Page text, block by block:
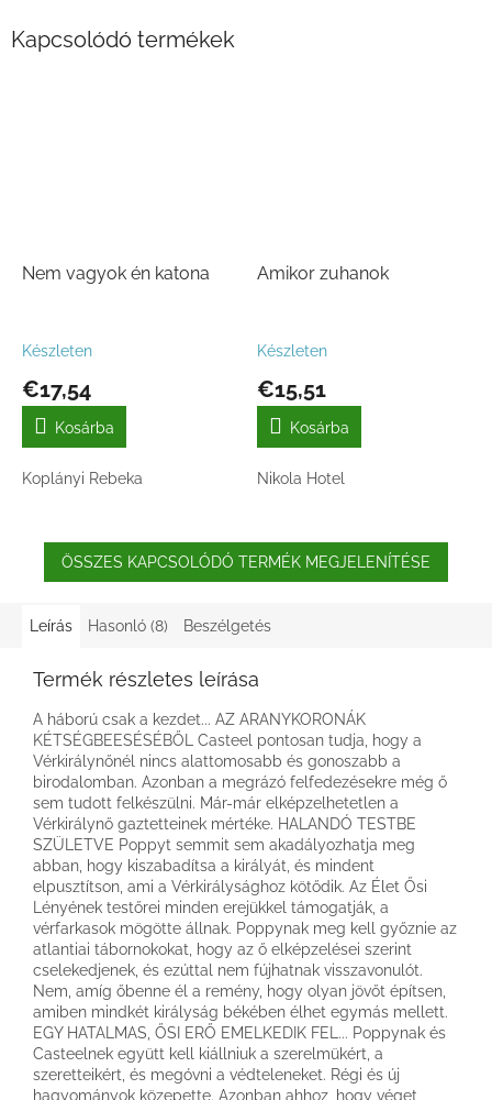
Kapcsolódó termékek
Nem vagyok én katona
Készleten
€17,54
Kosárba
Koplányi Rebeka
Amikor zuhanok
Készleten
€15,51
Kosárba
Nikola Hotel
ÖSSZES KAPCSOLÓDÓ TERMÉK MEGJELENÍTÉSE
Leírás Hasonló (8) Beszélgetés
Termék részletes leírása
A háború csak a kezdet... AZ ARANYKORONÁK
KÉTSÉGBEESÉSÉBŐL Casteel pontosan tudja, hogy a
Vérkirálynőnél nincs alattomosabb és gonoszabb a
birodalomban. Azonban a megrázó felfedezésekre még ő
sem tudott felkészülni. Már-már elképzelhetetlen a
Vérkirálynő gaztetteinek mértéke. HALANDÓ TESTBE
SZÜLETVE Poppyt semmit sem akadályozhatja meg
abban, hogy kiszabadítsa a királyát, és mindent
elpusztítson, ami a Vérkirálysághoz kötődik. Az Élet Ősi
Lényének testőrei minden erejükkel támogatják, a
vérfarkasok mögötte állnak. Poppynak meg kell győznie az
atlantiai tábornokokat, hogy az ő elképzelései szerint
cselekedjenek, és ezúttal nem fújhatnak visszavonulót.
Nem, amíg őbenne él a remény, hogy olyan jövőt építsen,
amiben mindkét királyság békében élhet egymás mellett.
EGY HATALMAS, ŐSI ERŐ EMELKEDIK FEL... Poppynak és
Casteelnek együtt kell kiállniuk a szerelmükért, a
szeretteikért, és megóvni a védteleneket. Régi és új
hagyományok közepette. Azonban ahhoz, hogy véget